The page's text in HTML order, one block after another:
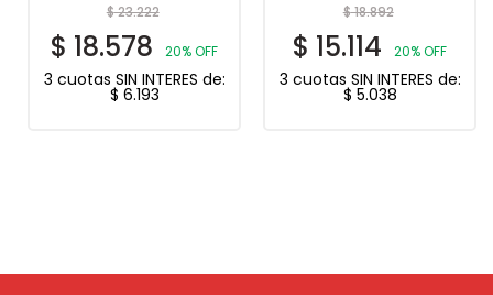
$23.222
$ 18.578 20% OFF
3 cuotas SIN INTERES de:
$ 6.193
$18.892
$ 15.114 20% OFF
3 cuotas SIN INTERES de:
$ 5.038